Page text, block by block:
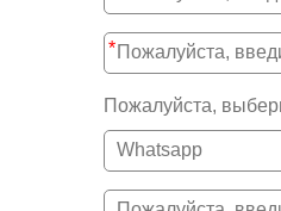
*
Пожалуйста,